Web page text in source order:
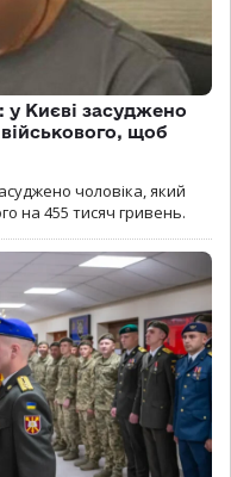
у Києві засуджено
щоб
чоловіка, який
на 455 тисяч гривень.